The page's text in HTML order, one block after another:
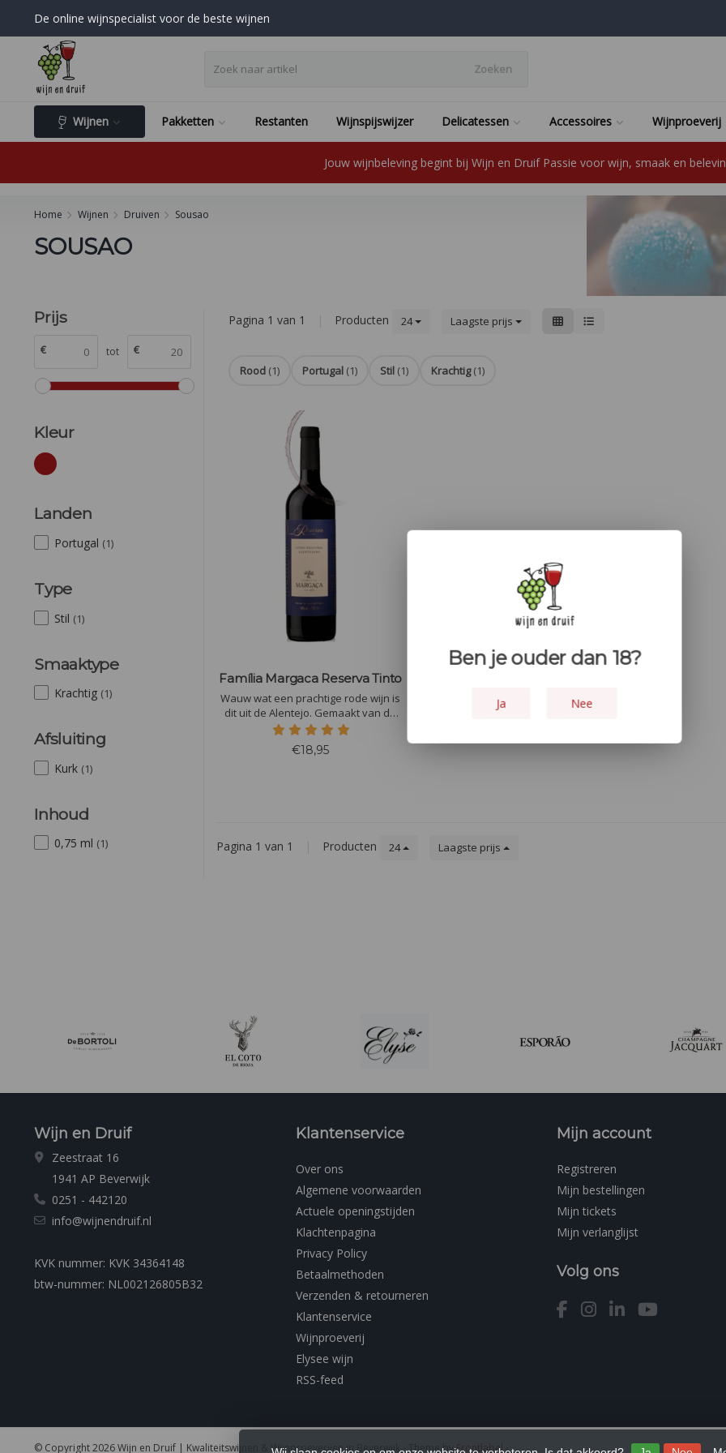
De online wijnspecialist voor de beste wijnen
Zoeken
Wijnen Pakketten Restanten Wijnspijswijzer Delicatessen Accessoires Wijnproeverij
Jouw wijnbeleving begint bij Wijn en Druif Passie voor wijn, smaak en
Home Wijnen Druiven Sousao
SOUSAO
Prijs
€ tot €
Kleur
Landen
Portugal (1)
Type
Stil (1)
Smaaktype
Krachtig (1)
Afsluiting
Kurk (1)
Inhoud
0,75 ml (1)
Pagina 1 van 1 Producten 24 Laagste prijs
Rood (1) Portugal (1) Stil (1) Krachtig (1)
Família Margaca Reserva Tinto
Wauw wat een prachtige rode wijn is
dit uit de Alentejo. Gemaakt van de
Aragonez, Petit Verdot en Sousão. De
€18,95
Pagina 1 van 1 Producten 24 Laagste prijs
Wijn en Druif
Zeestraat 16
1941 AP Beverwijk
0251 - 442120
info@wijnendruif.nl
KVK nummer: KVK 34364148
btw-nummer: NL002126805B32
Klantenservice
Over ons
Algemene voorwaarden
Actuele openingstijden
Klachtenpagina
Privacy Policy
Betaalmethoden
Verzenden & retourneren
Klantenservice
Wijnproeverij
Elysee wijn
RSS-feed
Mijn account
Registreren
Mijn bestellingen
Mijn tickets
Mijn verlanglijst
Volg ons
© Copyright 2026 Wijn en Druif | Kwaliteitswijnen & Wijnproeverijen in Beverwijk- Theme byFrontlabel-
Ben je ouder dan 18?
Ja Nee